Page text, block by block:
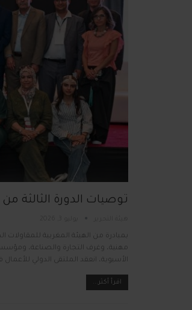
توصيات الدورة الثالثة
بمبادرة من الهيئة المغربية
مهنية، وغرف التجارة والصناعة،
الأسيوية، انعقد الملتقى الدولي
اقرأ أكثر...